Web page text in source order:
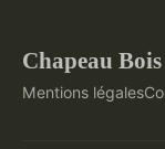
Chapeau Bois
Mentions légales